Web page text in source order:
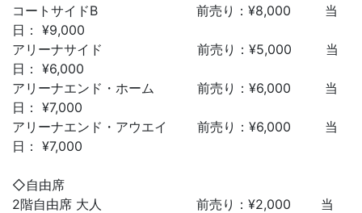
コートサイドB 前売り：¥8,000 当
日： ¥9,000
アリーナサイド 前売り：¥5,000 当
日： ¥6,000
アリーナエンド・ホーム 前売り：¥6,000 当
日： ¥7,000
アリーナエンド・アウエイ 前売り：¥6,000 当
日： ¥7,000
◇自由席
2階自由席 大人 前売り：¥2,000 当